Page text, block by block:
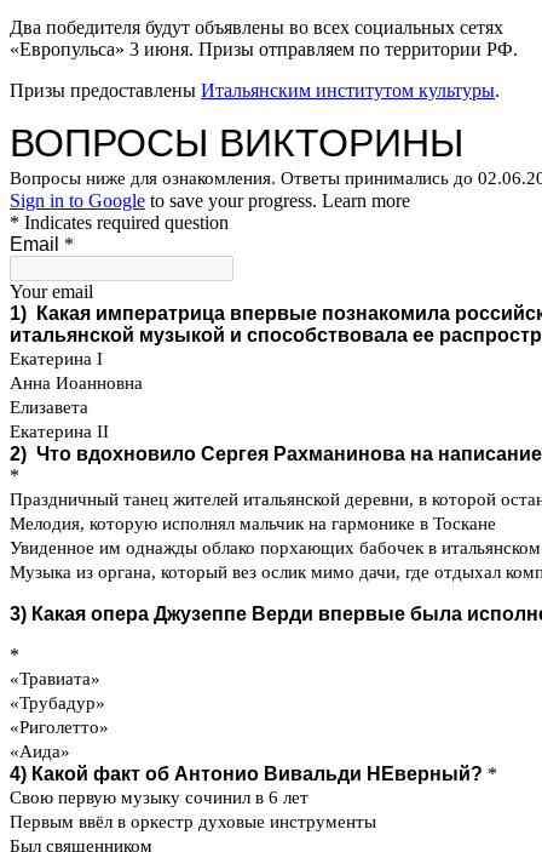
Два победителя будут объявлены во всех социальных сетях
«Европульса» 3 июня. Призы отправляем по территории РФ.
Призы предоставлены Итальянским институтом культуры.